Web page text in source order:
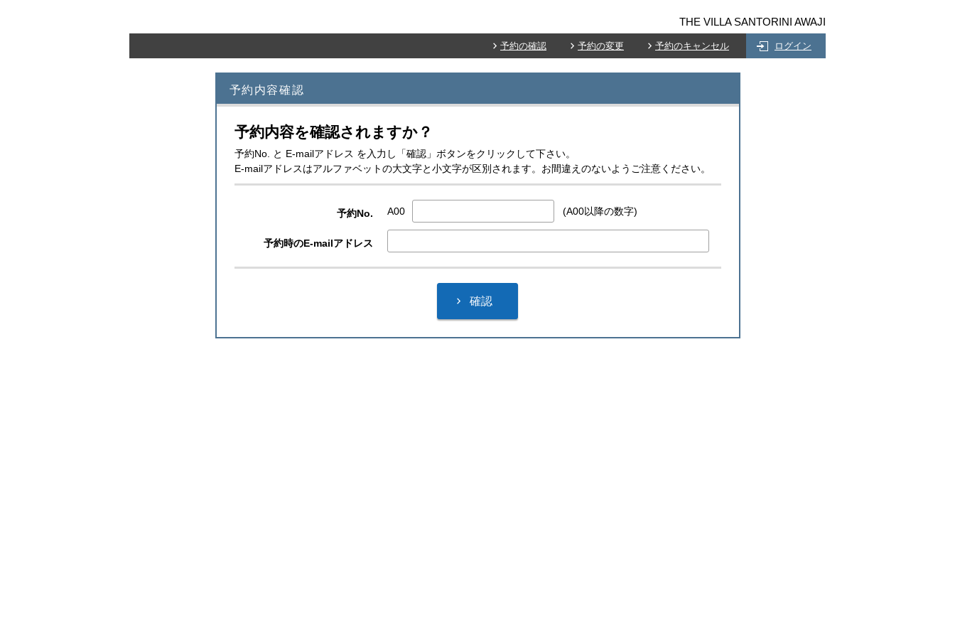
THE VILLA SANTORINI AWAJI
予約の確認 予約の変更 予約のキャンセル ログイン
予約内容確認
予約内容を確認されますか？
予約No. と E-mailアドレス を入力し「確認」ボタンをクリックして下さい。
E-mailアドレスはアルファベットの大文字と小文字が区別されます。お間違えのないようご注意ください。
予約No. A00 (A00以降の数字)
予約時のE-mailアドレス